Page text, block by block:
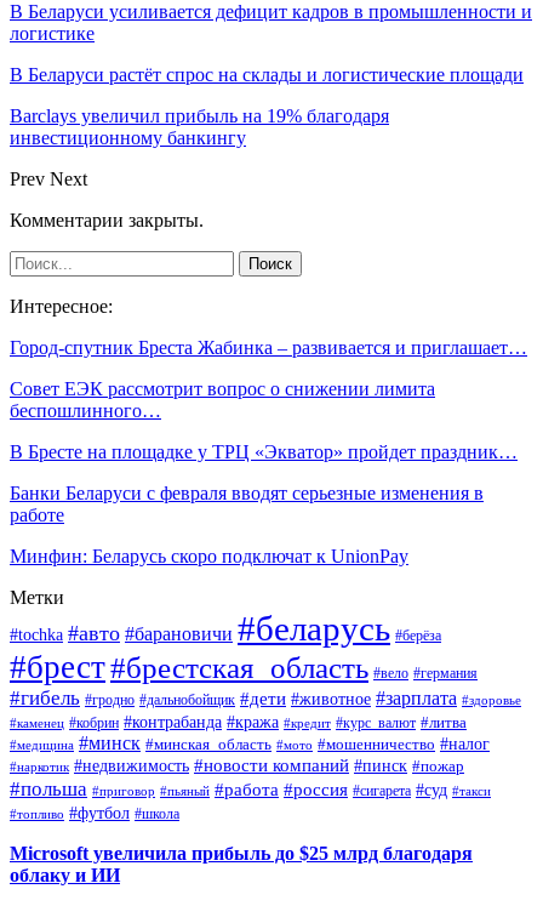
В Беларуси усиливается дефицит кадров в промышленности и
логистике
В Беларуси растёт спрос на склады и логистические площади
Barclays увеличил прибыль на 19% благодаря
инвестиционному банкингу
Prev Next
Комментарии закрыты.
Интересное:
Город-спутник Бреста Жабинка – развивается и приглашает…
Совет ЕЭК рассмотрит вопрос о снижении лимита
беспошлинного…
В Бресте на площадке у ТРЦ «Экватор» пройдет праздник…
Банки Беларуси с февраля вводят серьезные изменения в
работе
Минфин: Беларусь скоро подключат к UnionPay
Метки
#tochka #авто #барановичи #беларусь #берёза
#брест#брестская_область #вело #германия
#гибель #гродно #дальнобойщик #дети #животное #зарплата #здоровье
#каменец #кобрин #контрабанда #кража #кредит #курс_валют #литва
#медицина #минск #минская_область #мото #мошенничество #налог
#наркотик #недвижимость #новости компаний #пинск #пожар
#польша #приговор #пьяный #работа #россия #сигарета #суд #такси
#топливо #футбол #школа
Microsoft увеличила прибыль до $25 млрд благодаря
облаку и ИИ